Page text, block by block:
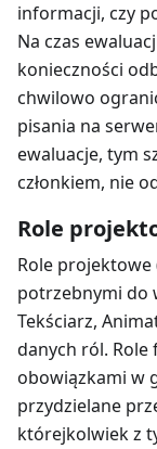
informacji, czy
Na czas
konieczności
chwilowo
pisania na
ewaluacje, tym
członkiem, nie
Role
Role projektowe
potrzebnymi do
Tekściarz,
danych ról. Role
obowiązkami w
przydzielane
którejkolwiek z